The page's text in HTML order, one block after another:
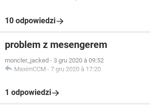
10 odpowiedzi
problem z mesengerem
moncler_jacked - 3 gru 2020 à 09:52
MaximCCM - 7 gru 2020 à 17:20
1 odpowiedzi